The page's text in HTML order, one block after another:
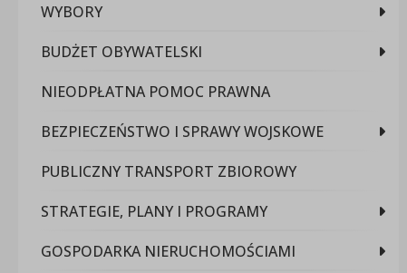
WYBORY
BUDŻET OBYWATELSKI
NIEODPŁATNA POMOC PRAWNA
BEZPIECZEŃSTWO I SPRAWY WOJSKOWE
PUBLICZNY TRANSPORT ZBIOROWY
STRATEGIE, PLANY I PROGRAMY
GOSPODARKA NIERUCHOMOŚCIAMI